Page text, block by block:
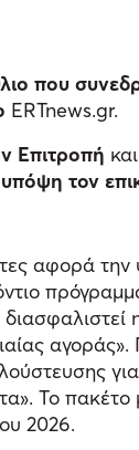
που
ERTnews.gr.
Επιτροπή
τον
αφορά την
Το
2026.